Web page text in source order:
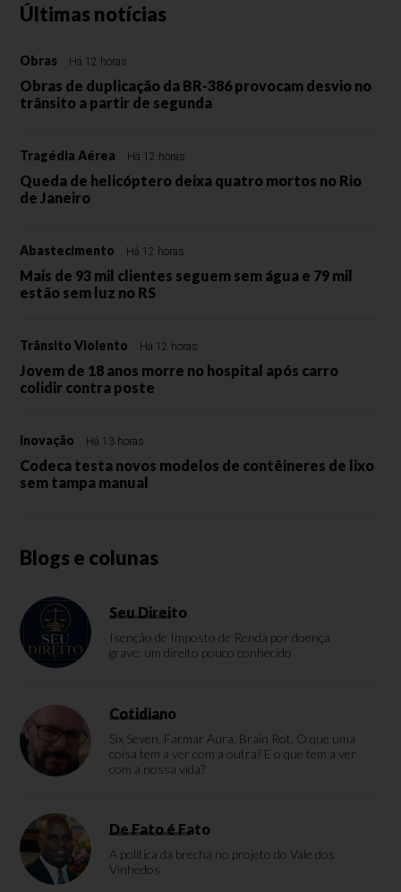
Últimas notícias
Obras Há 12 horas
Obras de duplicação da BR-386 provocam desvio no
trânsito a partir de segunda
Tragédia Aérea Há 12 horas
Queda de helicóptero deixa quatro mortos no Rio
de Janeiro
Abastecimento Há 12 horas
Mais de 93 mil clientes seguem sem água e 79 mil
estão sem luz no RS
Trânsito Violento Há 12 horas
Jovem de 18 anos morre no hospital após carro
colidir contra poste
Inovação Há 13 horas
Codeca testa novos modelos de contêineres de lixo
sem tampa manual
Blogs e colunas
Seu Direito
Isenção de Imposto de Renda por doença
grave: um direito pouco conhecido
Cotidiano
Six Seven, Farmar Aura, Brain Rot. O que uma
coisa tem a ver com a outra? E o que tem a ver
com a nossa vida?
De Fato é Fato
A política da brecha no projeto do Vale dos
Vinhedos